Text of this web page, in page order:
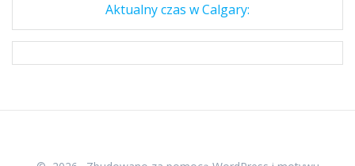
Aktualny czas w Calgary: